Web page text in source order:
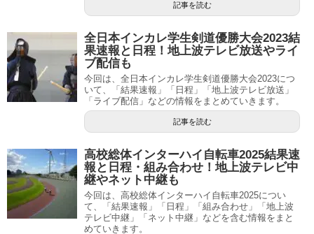
記事を読む
全日本インカレ学生剣道優勝大会2023結
果速報と日程！地上波テレビ放送やライ
ブ配信も
今回は、全日本インカレ学生剣道優勝大会2023につ
いて、「結果速報」「日程」「地上波テレビ放送」
「ライブ配信」などの情報をまとめていきます。
記事を読む
高校総体インターハイ自転車2025結果速
報と日程・組み合わせ！地上波テレビ中
継やネット中継も
今回は、高校総体インターハイ自転車2025につい
て、「結果速報」「日程」「組み合わせ」「地上波
テレビ中継」「ネット中継」などを含む情報をまと
めていきます。